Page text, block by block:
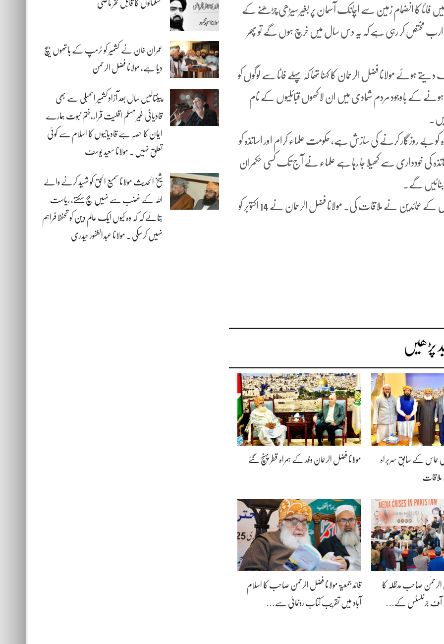
مسلمانوں کا قابل فخر ماضی
عمران خان نے کشمیر کو ٹرمپ کے ہاتھوں بیچ
دیا ہے، مولانا فضل الرحمٰن
پینتالیس سال بعد آزادکشمیر اسمبلی سے بھی
قادیانی غیر مسلم اقلیت قرار،ختم نبوت ہمارے
ایمان کا حصہ ہے قادیانیوں کا اسلام سے کوئی
تعلق نہیں . مولانا سعید یوسف
شیخ الحدیث مولانا سمیع الحق کو شہید کرنے والے
اللہ کے غضب سے نہیں بچ سکتے، ریاست
بتائے کہ کہ وہ کیوں ایک عالم دین کو تحفظ فراہم
نہیں کرسکی . مولانا عبدالغفور حیدری
فاٹا کا انضمام زمین سے اچانک آسمان پر بغیر سیڑھی چڑھنے کے
مترادف ہے، حکومت خود قبائلی عوام کے لئے یہ کہہ کر 90 ارب مختص کر رہی ہے کہ یہ دس سال میں خرچ ہوں گے تو پھر
ہوئے مولانا فضل الرحمان کا کہنا تھا کہ پہلے فاٹا سے لوگوں کو
ہونے کے باوجود مردم شمادی میں ان لاکھوں قبائلیوں کے نام
کو بے روزگار کرنے کی سازش ہے، حکومت علماء کرام اور اساتذہ کو
کی خودداری سے کھیلا جا رہا ہے علماء نے آج تک کسی حکمران
گے۔
اس سے قبل مولانا فضل الرحمان سے فاٹا کی مختلف ایجنسیوں کے عمائدین نے ملاقات کی۔ مولانا فضل الرحمان نے 14 اکتوبر کو
پڑھیں
کی حماس کے سابق سربراہ
ملاقات
مولانا فضل الرحمان وفد کے ہمراہ قطر پہنچ گئے
الرحمٰن صاحب مدظلہ کا
آف جرنلسٹس کے…
قائد جمعیۃ مولانا فضل الرحمٰن صاحب کا اسلام
آباد میں تقریب کتاب رونمائی سے…